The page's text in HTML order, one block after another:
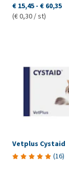
€ 15,45 - € 60,35
(€ 0,30 / st)
Vetplus Cystaid
(16)